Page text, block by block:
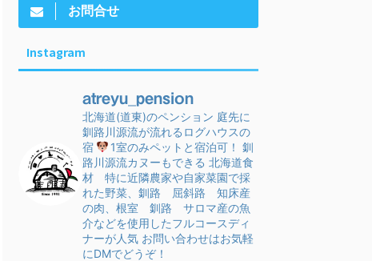
お問合せ
Instagram
atreyu_pension
北海道(道東)のペンション 庭先に
釧路川源流が流れるログハウスの
宿
1室のみペットと宿泊可！ 釧
路川源流カヌーもできる 北海道食
材 特に近隣農家や自家菜園で採
れた野菜、釧路 屈斜路 知床産
の肉、根室 釧路 サロマ産の魚
介などを使用したフルコースディ
ナーが人気 お問い合わせはお気軽
にDMでどうぞ！